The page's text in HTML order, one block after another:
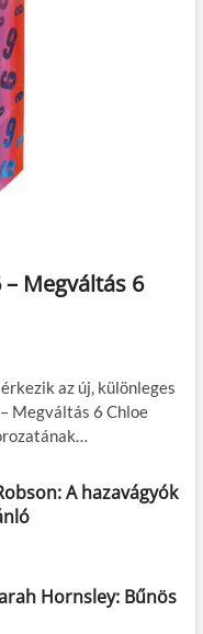
Megváltás 6
az új, különleges
Megváltás 6 Chloe
A hazavágyók
Hornsley: Bűnös